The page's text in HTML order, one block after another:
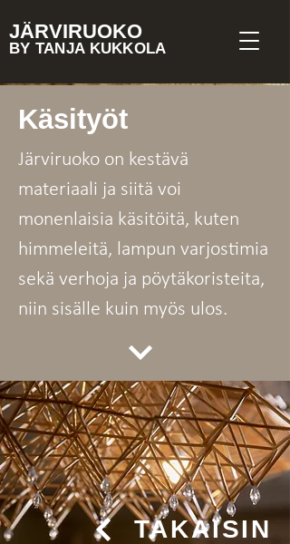
JÄRVIRUOKO
BY TANJA KUKKOLA
Käsityöt
Järviruoko on kestävä
materiaali ja siitä voi
monenlaisia käsitöitä, kuten
himmeleitä, lampun varjostimia
sekä verhoja ja pöytäkoristeita,
niin sisälle kuin myös ulos.
TAKAISIN